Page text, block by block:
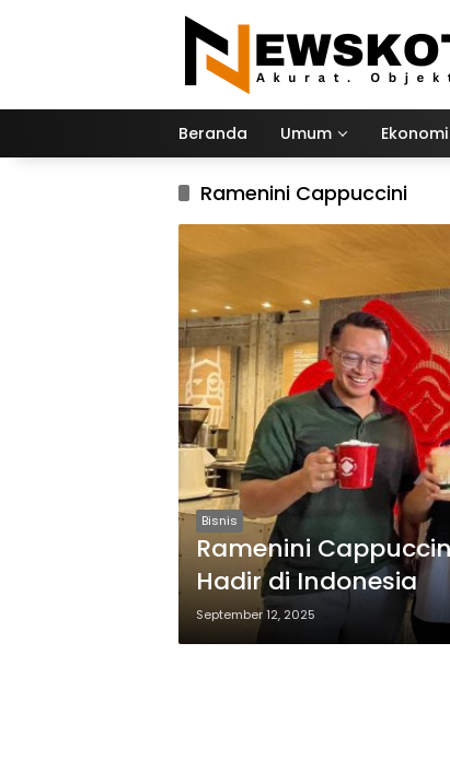
Beranda Umum Ekonomi
Ramenini Cappuccini
Bisnis
Ramenini
Hadir di Indonesia
September 12, 2025